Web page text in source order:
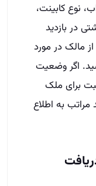
نوع کابینت،
در بازدید
مالک در مورد
اگر وضعیت
برای ملک
مراتب به اطلاع